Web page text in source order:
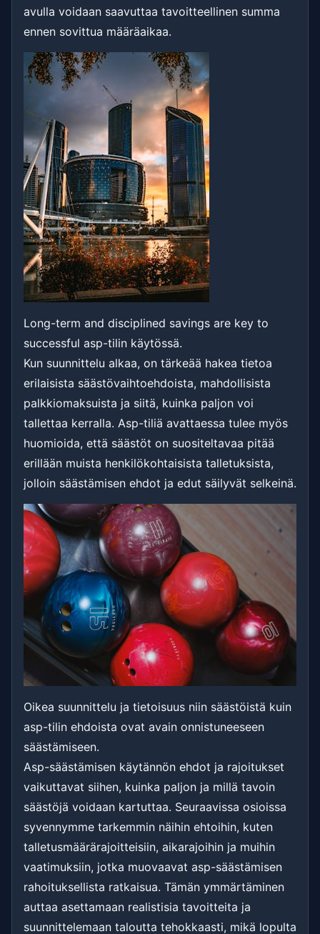
avulla voidaan saavuttaa tavoitteellinen summa
ennen sovittua määräaikaa.
Long-term and disciplined savings are key to
successful asp-tilin käytössä.
Kun suunnittelu alkaa, on tärkeää hakea tietoa
erilaisista säästövaihtoehdoista, mahdollisista
palkkiomaksuista ja siitä, kuinka paljon voi
tallettaa kerralla. Asp-tiliä avattaessa tulee myös
huomioida, että säästöt on suositeltavaa pitää
erillään muista henkilökohtaisista talletuksista,
jolloin säästämisen ehdot ja edut säilyvät selkeinä.
Oikea suunnittelu ja tietoisuus niin säästöistä kuin
asp-tilin ehdoista ovat avain onnistuneeseen
säästämiseen.
Asp-säästämisen käytännön ehdot ja rajoitukset
vaikuttavat siihen, kuinka paljon ja millä tavoin
säästöjä voidaan kartuttaa. Seuraavissa osioissa
syvennymme tarkemmin näihin ehtoihin, kuten
talletusmäärärajoitteisiin, aikarajoihin ja muihin
vaatimuksiin, jotka muovaavat asp-säästämisen
rahoituksellista ratkaisua. Tämän ymmärtäminen
auttaa asettamaan realistisia tavoitteita ja
suunnittelemaan taloutta tehokkaasti, mikä lopulta